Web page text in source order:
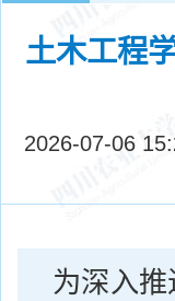
土木工程
2026-07-06
为深入